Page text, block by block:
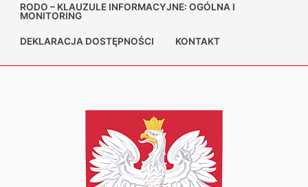
RODO – KLAUZULE INFORMACYJNE: OGÓLNA I
MONITORING
DEKLARACJA DOSTĘPNOŚCI KONTAKT